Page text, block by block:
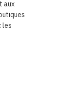
aux
les